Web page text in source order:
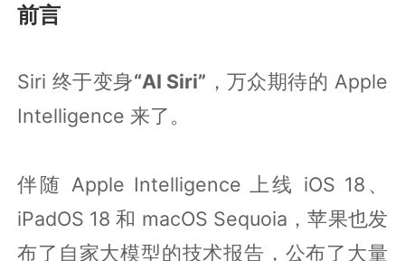
前言
Siri 终于变身“AI Siri” ，万众期待的 Apple
Intelligence 来了。
伴随 Apple Intelligence 上线 iOS 18、
iPadOS 18 和 macOS Sequoia，苹果也发
布了自家大模型的技术报告，公布了大量